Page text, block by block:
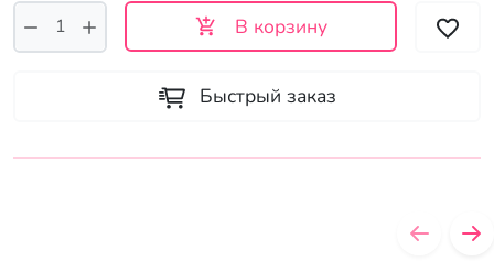
В корзину
Быстрый заказ